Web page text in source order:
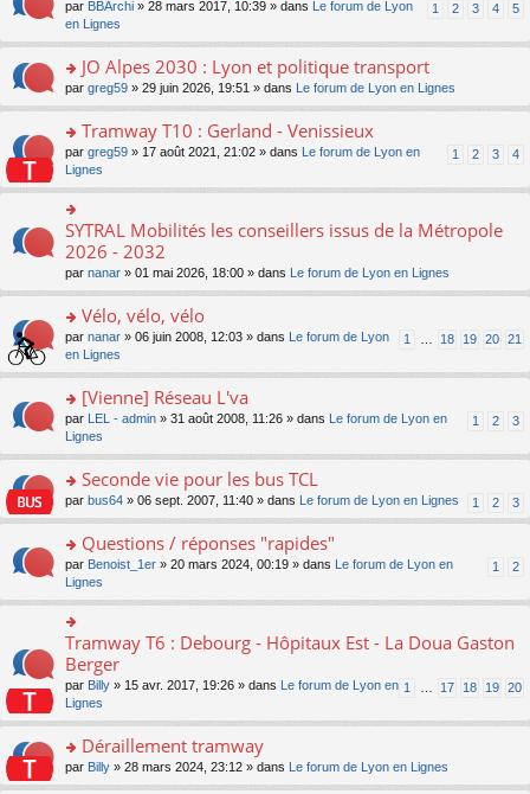
ré
c
e
le
s
ré
c
nt
e
n
o
n
le
u
s
ré
c
e
nt
s
e
n
o
n
le
s
ré
c
e
le
m
e
s
s
e
n
o
n
lu
le
pl
u
s
ré
c
e
nt
o
n
s
er
le
m
e
s
s
g
n
o
n
lu
pl
u
s
ré
c
e
nt
1 2 3 4 5
par BBArchi » 28 mars 2017, 10:39 » dans
Le forum de Lyon
en Lignes
o
n
ult
er
le
m
e
s
s
g
n
o
n
lu
pl
u
s
ré
c
e
JO Alpes 2030 : Lyon et politique transport
par greg59 » 29 juin 2026, 19:51 » dans Le forum de Lyon en Lignes
o
s
ult
er
le
m
e
s
s
g
o
n
lu
le
u
s
ré
c
e
nt
Tramway T10 : Gerland - Venissieux
1 2 3 4
par greg59 » 17 août 2021, 21:02 » dans
Le forum de Lyon en
Lignes
o
n
ult
er
le
m
e
s
a
g
e
n
o
n
pl
u
s
ré
c
e
nt
SYTRAL Mobilités les conseillers issus de la Métropole
2026 - 2032
par nanar » 01 mai 2026, 18:00 » dans Le forum de Lyon en Lignes
o
n
s
er
le
m
e
s
s
e
n
o
n
lu
le
pl
u
s
ré
c
e
nt
Vélo, vélo, vélo
1 18 19 20 21
par nanar » 06 juin 2008, 12:03 » dans
Le forum de Lyon
en Lignes
o
s
er
le
m
e
s
s
g
n
o
n
lu
le
u
s
[Vienne] Réseau L'va
1 2 3
par LEL - admin » 31 août 2008, 11:26 » dans
Le forum de Lyon en
Lignes
o
n
ult
er
le
m
e
s
g
o
n
lu
Seconde vie pour les bus TCL
1 2 3
par bus64 » 06 sept. 2007, 11:40 » dans Le forum de Lyon en Lignes
o
s
ult
er
le
m
e
s
s
a
e
Questions / réponses "rapides"
1 2
par Benoist_1er » 20 mars 2024, 00:19 » dans
Le forum de Lyon en
Lignes
o
n
ult
er
le
m
e
s
Tramway T6 : Debourg - Hôpitaux Est - La Doua Gaston
Berger
1 17 18 19 20
par Billy » 15 avr. 2017, 19:26 » dans
Le forum de Lyon en
Lignes
o
n
Déraillement tramway
par Billy » 28 mars 2024, 23:12 » dans Le forum de Lyon en Lignes